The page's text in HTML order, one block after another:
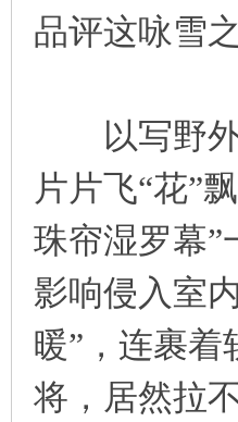
品评这咏雪
以写野外
片片飞“花”
珠帘湿罗幕”
影响侵入室
暖”，连裹着
将，居然拉